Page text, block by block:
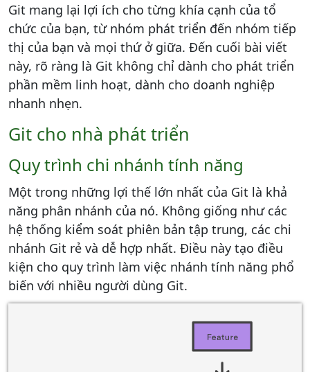
Git mang lại lợi ích cho từng khía cạnh của tổ
chức của bạn, từ nhóm phát triển đến nhóm tiếp
thị của bạn và mọi thứ ở giữa. Đến cuối bài viết
này, rõ ràng là Git không chỉ dành cho phát triển
phần mềm linh hoạt, dành cho doanh nghiệp
nhanh nhẹn.
Git cho nhà phát triển
Quy trình chi nhánh tính năng
Một trong những lợi thế lớn nhất của Git là khả
năng phân nhánh của nó. Không giống như các
hệ thống kiểm soát phiên bản tập trung, các chi
nhánh Git rẻ và dễ hợp nhất. Điều này tạo điều
kiện cho quy trình làm việc nhánh tính năng phổ
biến với nhiều người dùng Git.